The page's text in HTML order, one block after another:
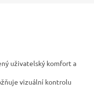
uživatelský komfort a
vizuální kontrolu